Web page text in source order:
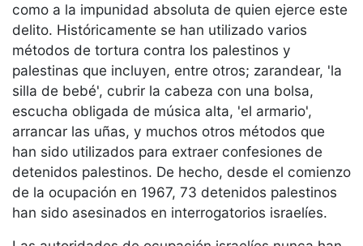
como a la impunidad absoluta de quien ejerce este
delito. Históricamente se han utilizado varios
métodos de tortura contra los palestinos y
palestinas que incluyen, entre otros; zarandear, 'la
silla de bebé', cubrir la cabeza con una bolsa,
escucha obligada de música alta, 'el armario',
arrancar las uñas, y muchos otros métodos que
han sido utilizados para extraer confesiones de
detenidos palestinos. De hecho, desde el comienzo
de la ocupación en 1967, 73 detenidos palestinos
han sido asesinados en interrogatorios israelíes.